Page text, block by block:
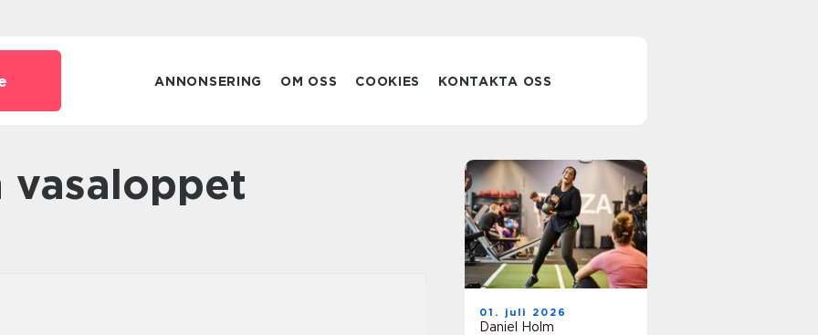
ANNONSERING OM OSS COOKIES KONTAKTA OSS
vasaloppet
01. juli 2026
Daniel Holm